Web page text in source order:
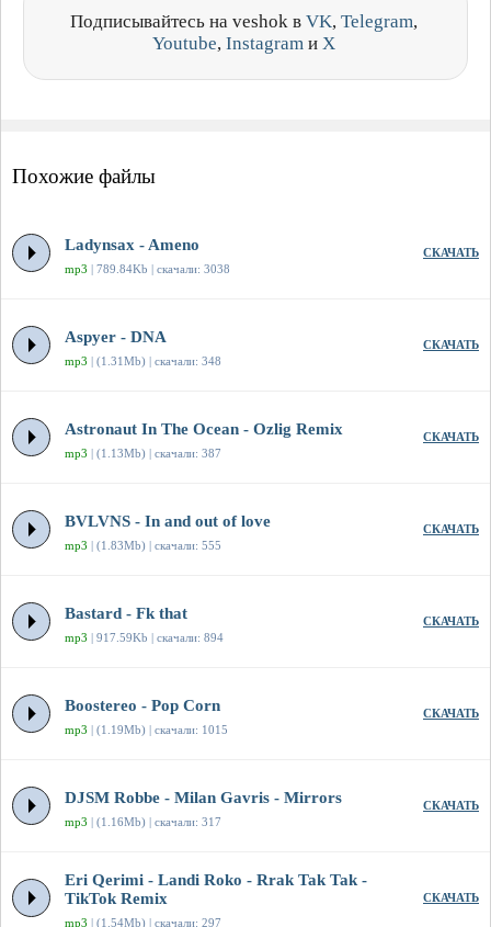
Подписывайтесь на veshok в VK, Telegram,
Youtube, Instagram и X
Похожие файлы
Ladynsax - Ameno
mp3 | 789.84Kb | скачали: 3038
СКАЧАТЬ
Aspyer - DNA
mp3 | (1.31Mb) | скачали: 348
СКАЧАТЬ
Astronaut In The Ocean - Ozlig Remix
mp3 | (1.13Mb) | скачали: 387
СКАЧАТЬ
BVLVNS - In and out of love
mp3 | (1.83Mb) | скачали: 555
СКАЧАТЬ
Bastard - Fk that
mp3 | 917.59Kb | скачали: 894
СКАЧАТЬ
Boostereo - Pop Corn
mp3 | (1.19Mb) | скачали: 1015
СКАЧАТЬ
DJSM Robbe - Milan Gavris - Mirrors
mp3 | (1.16Mb) | скачали: 317
СКАЧАТЬ
Eri Qerimi - Landi Roko - Rrak Tak Tak -
TikTok Remix
mp3 | (1.54Mb) | скачали: 297
СКАЧАТЬ